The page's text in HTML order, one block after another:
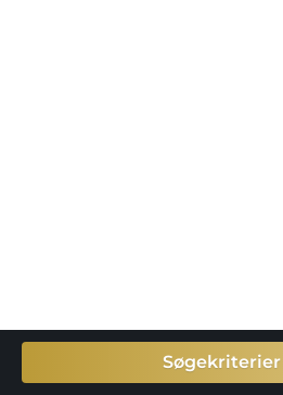
Søgekriterier